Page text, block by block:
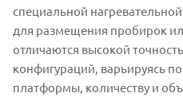
специальной
для размещения пробирок
отличаются высокой
конфигураций, варьируясь
платформы, количеству и